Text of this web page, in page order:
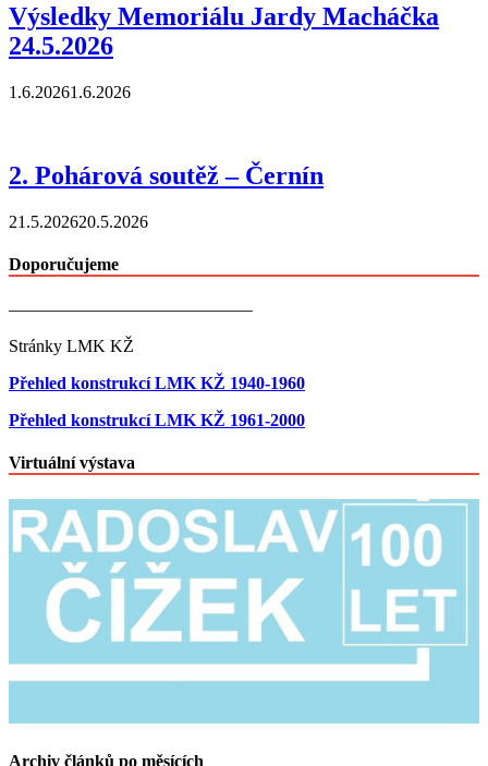
Výsledky Memoriálu Jardy Macháčka
24.5.2026
1.6.20261.6.2026
2. Pohárová soutěž – Černín
21.5.202620.5.2026
Doporučujeme
——————————————
Stránky LMK KŽ
Přehled konstrukcí LMK KŽ 1940-1960
Přehled konstrukcí LMK KŽ 1961-2000
Virtuální výstava
Archiv článků po měsících